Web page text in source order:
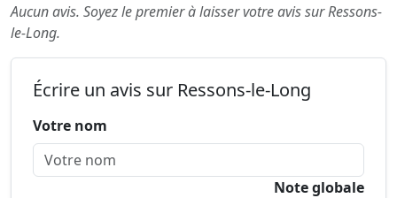
Aucun avis. Soyez le premier à laisser votre avis sur Ressons-
le-Long.
Écrire un avis sur Ressons-le-Long
Votre nom
Note globale